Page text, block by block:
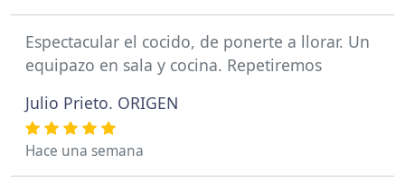
Espectacular el cocido, de ponerte a llorar. Un
equipazo en sala y cocina. Repetiremos
Julio Prieto. ORIGEN
Hace una semana